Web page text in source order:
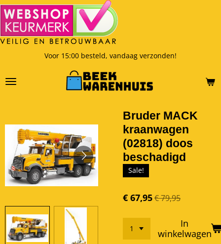
Ga
direct
naar
de
Voor 15:00 besteld, vandaag verzonden!
Bruder MACK
kraanwagen
(02818) doos
beschadigd
Sale!
€ 67,95€ 79,95
In
winkelwagen